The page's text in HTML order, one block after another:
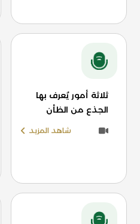
ثلاثة أمور يُعرف بها
الجذع من الظأن
شاهد المزيد